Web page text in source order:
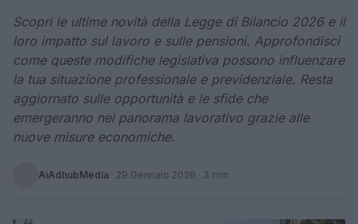
Scopri le ultime novità della Legge di Bilancio 2026 e il
loro impatto sul lavoro e sulle pensioni. Approfondisci
come queste modifiche legislativa possono influenzare
la tua situazione professionale e previdenziale. Resta
aggiornato sulle opportunità e le sfide che
emergeranno nel panorama lavorativo grazie alle
nuove misure economiche.
AiAdhubMedia · 29 Gennaio 2026 · 3 min